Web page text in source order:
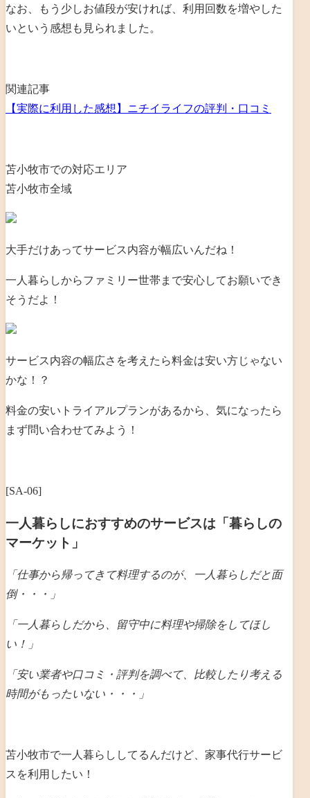
なお、もう少しお値段が安ければ、利用回数を増やした
いという感想も見られました。
関連記事
【実際に利用した感想】ニチイライフの評判・口コミ
苫小牧市での対応エリア
苫小牧市全域
大手だけあってサービス内容が幅広いんだね！
一人暮らしからファミリー世帯まで安心してお願いでき
そうだよ！
サービス内容の幅広さを考えたら料金は安い方じゃない
かな！？
料金の安いトライアルプランがあるから、気になったら
まず問い合わせてみよう！
[SA-06]
一人暮らしにおすすめのサービスは「暮らしの
マーケット」
「仕事から帰ってきて料理するのが、一人暮らしだと面
倒・・・」
「一人暮らしだから、留守中に料理や掃除をしてほし
い！」
「安い業者や口コミ・評判を調べて、比較したり考える
時間がもったいない・・・」
苫小牧市で一人暮らししてるんだけど、家事代行サービ
スを利用したい！